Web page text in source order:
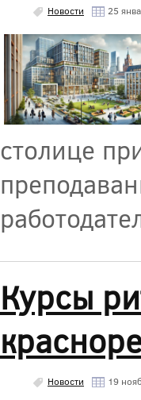
Новости 25
столице
Курсы
Новости 19